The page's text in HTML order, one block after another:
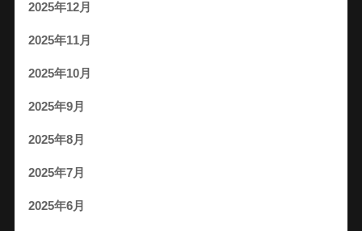
2025年12月
2025年11月
2025年10月
2025年9月
2025年8月
2025年7月
2025年6月